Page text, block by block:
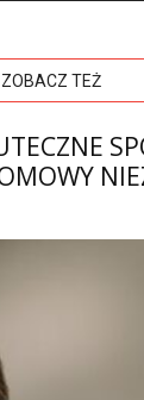
ZOBACZ TEŻ